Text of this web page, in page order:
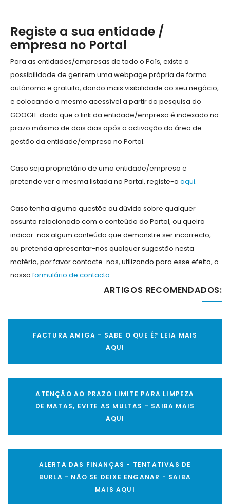
Registe a sua entidade /
empresa no Portal
Para as entidades/empresas de todo o País, existe a
possibilidade de gerirem uma webpage própria de forma
autónoma e gratuita, dando mais visibilidade ao seu negócio,
e colocando o mesmo acessível a partir da pesquisa do
GOOGLE dado que o link da entidade/empresa é indexado no
prazo máximo de dois dias após a activação da área de
gestão da entidade/empresa no Portal.
Caso seja proprietário de uma entidade/empresa e
pretende ver a mesma listada no Portal, registe-a aqui.
Caso tenha alguma questõe ou dúvida sobre qualquer
assunto relacionado com o conteúdo do Portal, ou queira
indicar-nos algum conteúdo que demonstre ser incorrecto,
ou pretenda apresentar-nos qualquer sugestão nesta
matéria, por favor contacte-nos, utilizando para esse efeito, o
nossoformulário de contacto
ARTIGOS RECOMENDADOS:
FACTURA AMIGA - SABE O QUE É? LEIA MAIS
AQUI
ATENÇÃO AO PRAZO LIMITE PARA LIMPEZA
DE MATAS, EVITE AS MULTAS - SAIBA MAIS
AQUI
ALERTA DAS FINANÇAS - TENTATIVAS DE
BURLA - NÃO SE DEIXE ENGANAR - SAIBA
MAIS AQUI